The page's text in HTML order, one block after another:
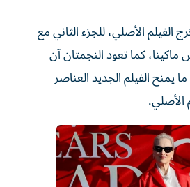
الفيلم الأصلي، ‌للجزء الثاني مع
ماكينا، كما تعود النجمتان آن
يمنح الفيلم الجديد العناصر
الأصلي.